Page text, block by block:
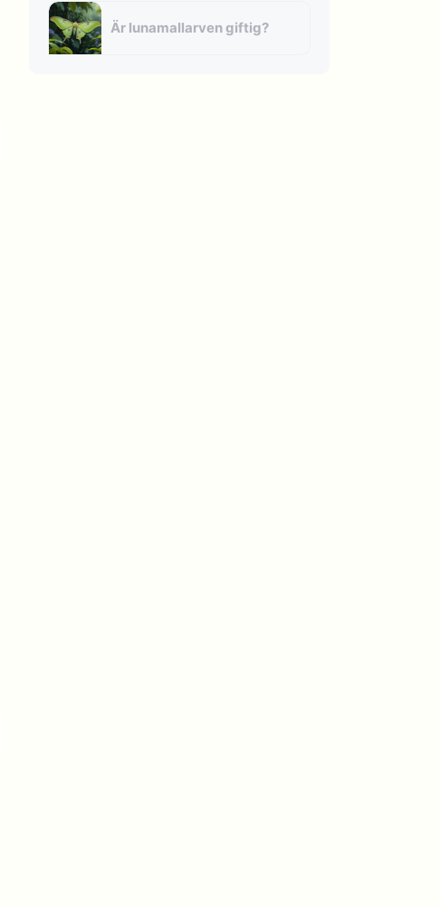
Är lunamallarven giftig?